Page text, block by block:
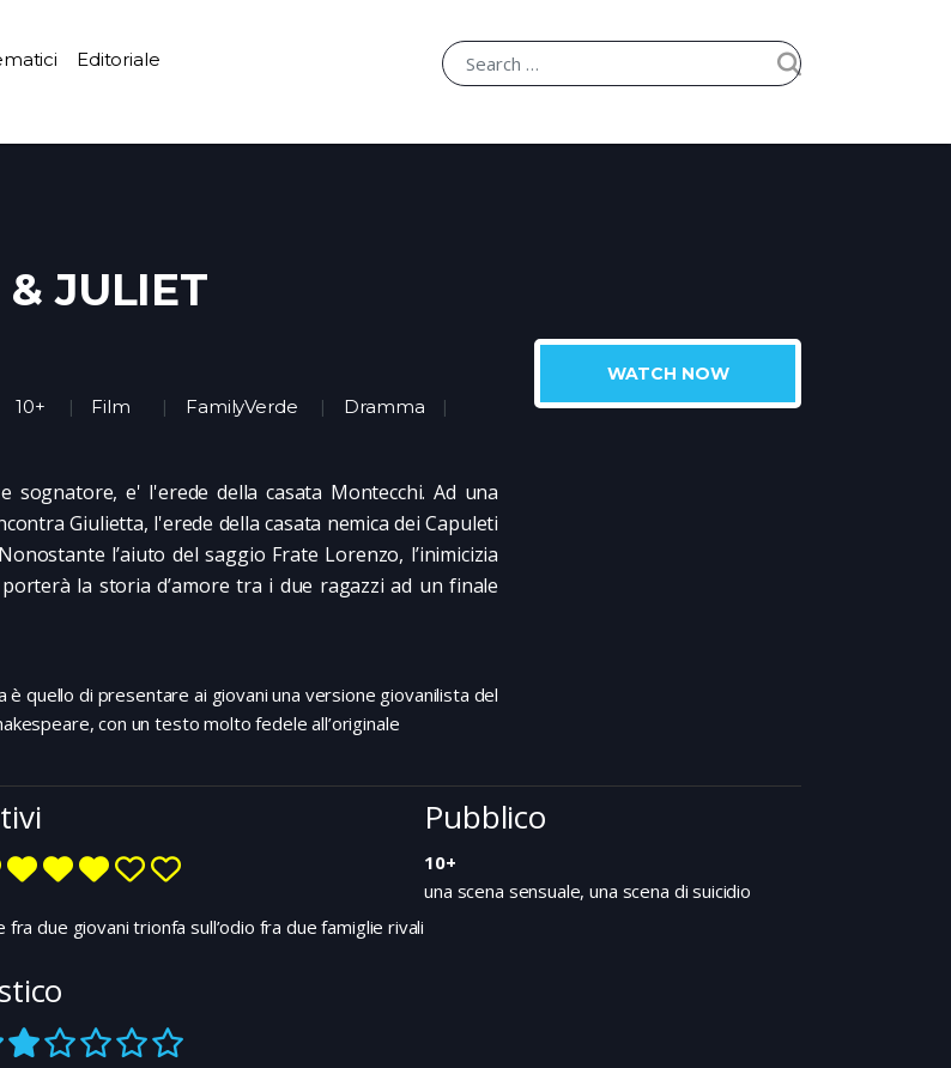
Editoriale
WATCH NOW
& JULIET
10+ Film FamilyVerde Dramma
sognatore, e' l'erede della casata Montecchi. Ad una
Giulietta, l'erede della casata nemica dei Capuleti
l’aiuto del saggio Frate Lorenzo, l’inimicizia
la storia d’amore tra i due ragazzi ad un finale
quello di presentare ai giovani una versione giovanilista del
con un testo molto fedele all’originale
fra due giovani trionfa sull’odio fra due famiglie rivali
Pubblico
10+
una scena sensuale, una scena di suicidio